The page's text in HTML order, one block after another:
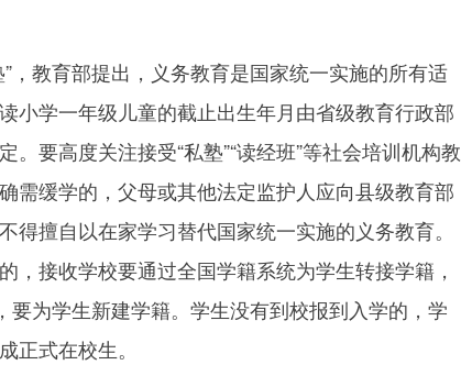
教育部提出，义务教育是国家统一实施的所有适
小学一年级儿童的截止出生年月由省级教育行政部
要高度关注接受“私塾”“读经班”等社会培训机构教
需缓学的，父母或其他法定监护人应向县级教育部
得擅自以在家学习替代国家统一实施的义务教育。
，接收学校要通过全国学籍系统为学生转接学籍，
要为学生新建学籍。学生没有到校报到入学的，学
正式在校生。